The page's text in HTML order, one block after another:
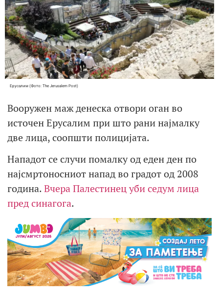
Ерусалим (Фото: Тhe Jerusalem Post)
Вооружен маж денеска отвори оган во
источен Ерусалим при што рани најмалку
две лица, соопшти полицијата.
Нападот се случи помалку од еден ден по
најсмртоносниот напад во градот од 2008
година.Вчера Палестинец уби седум лица
пред синагога.